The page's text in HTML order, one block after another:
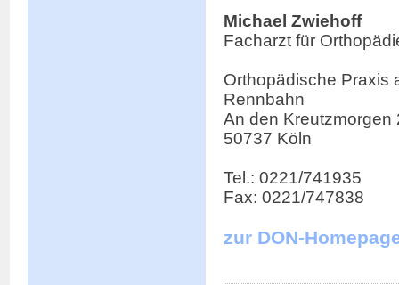
Michael Zwiehoff
Facharzt für
Orthopädische Praxis
Rennbahn
An den Kreutzmorgen
50737 Köln
Tel.: 0221/741935
Fax: 0221/747838
zur DON-